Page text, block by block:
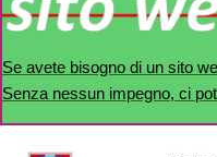
Se avete bisogno di un sito
Senza nessun impegno, ci